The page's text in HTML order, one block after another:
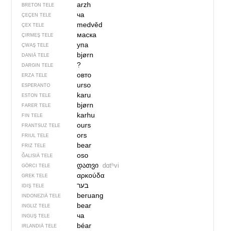
BRETON TELE arzh
ÇEÇEN TELE ча
ÇEX TELE medvěd
ÇIRMEŞ TELE маска
ÇWAŞ TELE упа
DANIÄ TELE bjørn
DARGIN TELE ?
ERZA TELE овто
ESPERANTO urso
ESTON TELE karu
FARER TELE bjørn
FIN TELE karhu
FRANTSUZ TELE ours
FRIUL TELE ors
FRIZ TELE bear
ĞALISIÄ TELE oso
GÖRCI TELE დათვი dɑtʰvi
GREK TELE αρκούδα
IDIŞ TELE בער
INDONEZIÄ TELE beruang
INGLIZ TELE bear
INGUŞ TELE ча
IRLANDIÄ TELE béar